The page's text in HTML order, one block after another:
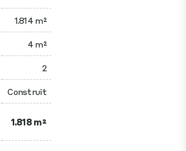
1.814 m²
4 m²
2
Construit
1.818 m²